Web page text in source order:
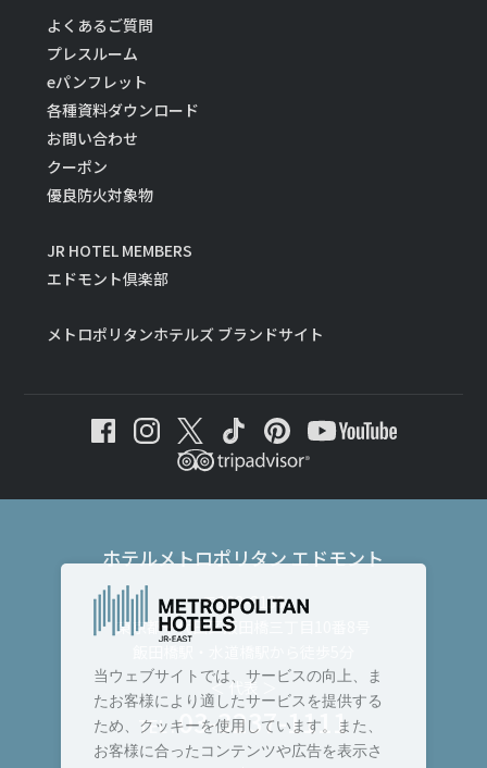
よくあるご質問
プレスルーム
eパンフレット
各種資料ダウンロード
お問い合わせ
クーポン
優良防火対象物
JR HOTEL MEMBERS
エドモント倶楽部
メトロポリタンホテルズ ブランドサイト
ホテルメトロポリタン エドモント
〒102-8130
東京都千代田区飯田橋三丁目10番8号
＜ 代表 ＞
TEL :03-3237-1111
当ウェブサイトでは、サービスの向上、ま
たお客様により適したサービスを提供する
ため、クッキーを使用しています。また、
お客様に合ったコンテンツや広告を表示さ